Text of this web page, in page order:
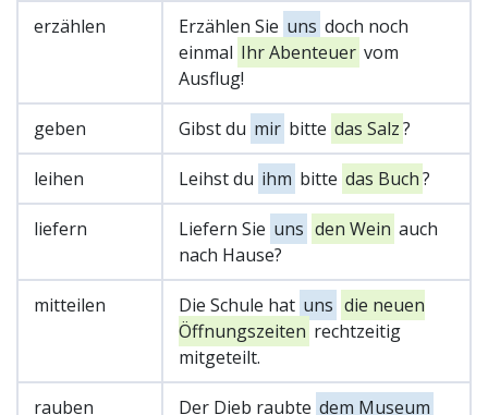
erzählen Erzählen Sie uns doch noch
einmal Ihr Abenteuer vom
Ausflug!
geben Gibst du mir bitte das Salz?
leihen Leihst du ihm bitte das Buch?
liefern Liefern Sie uns den Wein auch
nach Hause?
mitteilen Die Schule hat uns die neuen
Öffnungszeiten rechtzeitig
mitgeteilt.
rauben Der Dieb raubte dem Museum